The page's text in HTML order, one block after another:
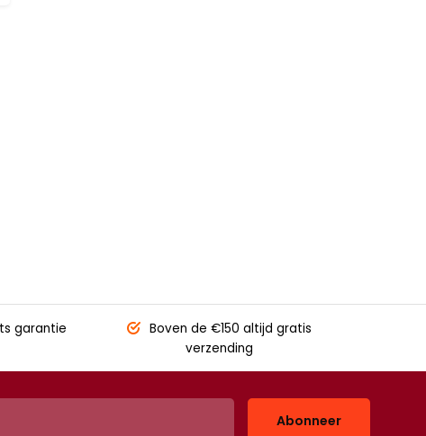
garantie Boven de €150 altijd gratis
verzending
Abonneer